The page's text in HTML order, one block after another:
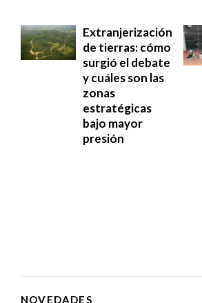
Extranjerización
de tierras: cómo
surgió el debate
y cuáles son las
zonas
estratégicas
bajo mayor
presión
NOVEDADES